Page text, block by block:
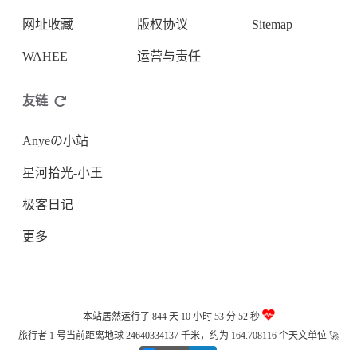
网址收藏
WAHEE
版权协议
运营与责任
Sitemap
友链
Anyeの小站
星河拾光-小王
极客日记
更多
本站居然运行了 844 天10 小时 53 分 52 秒
旅行者 1 号当前距离地球 24640334137 千米，约为 164.708116 个天文单位 🚀